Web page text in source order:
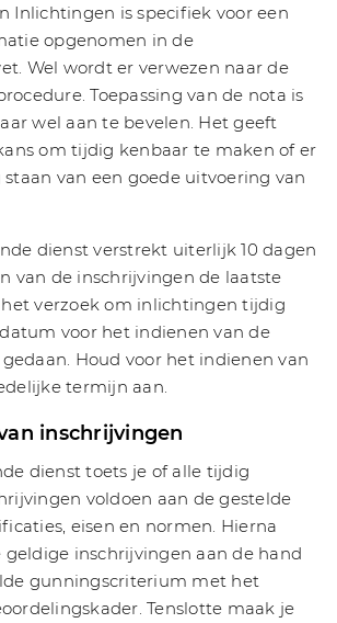
Inlichtingen is specifiek voor een
opgenomen in de
Wel wordt er verwezen naar de
Toepassing van de nota is
wel aan te bevelen. Het geeft
om tijdig kenbaar te maken of er
van een goede uitvoering van
dienst verstrekt uiterlijk 10 dagen
van de inschrijvingen de laatste
verzoek om inlichtingen tijdig
voor het indienen van de
Houd voor het indienen van
termijn aan.
inschrijvingen
dienst toets je of alle tijdig
voldoen aan de gestelde
eisen en normen. Hierna
geldige inschrijvingen aan de hand
gunningscriterium met het
Tenslotte maak je